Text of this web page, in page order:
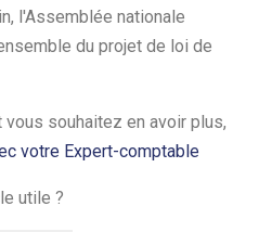
l'Assemblée nationale
du projet de loi de
souhaitez en avoir plus,
votre Expert-comptable
utile ?